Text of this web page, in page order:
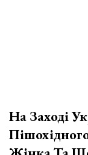
На Заході